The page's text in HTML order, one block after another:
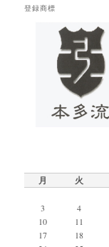
登録商標
月 火
3
4
10
11
17
18